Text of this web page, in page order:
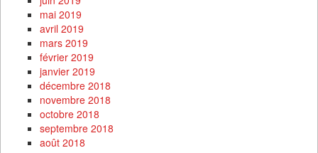
mai 2019
avril 2019
mars 2019
février 2019
janvier 2019
décembre 2018
novembre 2018
octobre 2018
septembre 2018
août 2018